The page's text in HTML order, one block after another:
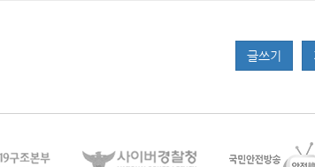
글쓰기